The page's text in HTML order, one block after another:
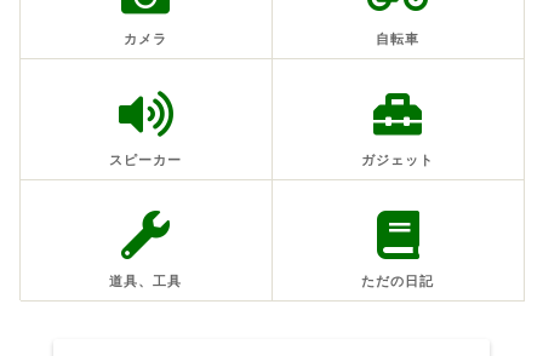
カメラ 自転車
スピーカー ガジェット
道具、工具 ただの日記